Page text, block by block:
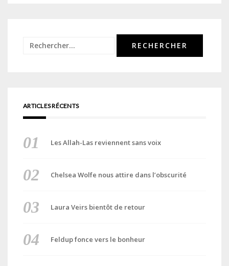
Rechercher :
ARTICLES RÉCENTS
Les Allah-Las reviennent sans voix
Chelsea Wolfe nous attire dans l’obscurité
Laura Veirs bientôt de retour
Feldup fonce vers le bonheur